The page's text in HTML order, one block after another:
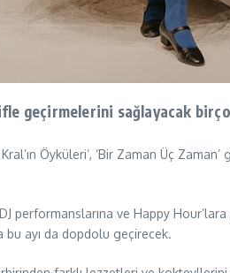
geçirmelerini sağlayacak
Kral’ın Öyküleri’, ‘Bir Zaman Üç
performanslarına ve Happy
ayı da dopdolu geçirecek.